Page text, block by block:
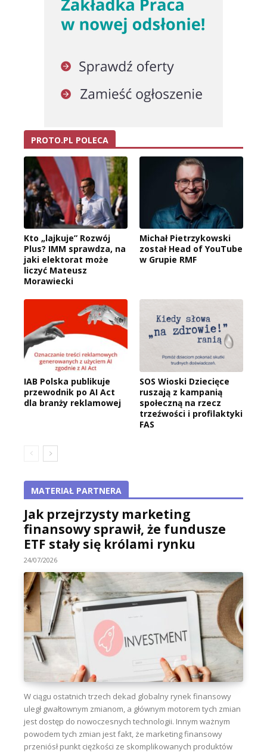
PROTO.PL POLECA
Kto „lajkuje” Rozwój
Plus? IMM sprawdza, na
jaki elektorat może
liczyć Mateusz
Morawiecki
Michał Pietrzykowski
został Head of YouTube
w Grupie RMF
IAB Polska publikuje
przewodnik po AI Act
dla branży reklamowej
SOS Wioski Dziecięce
ruszają z kampanią
społeczną na rzecz
trzeźwości i profilaktyki
FAS
MATERIAŁ PARTNERA
Jak przejrzysty marketing
finansowy sprawił, że fundusze
ETF stały się królami rynku
24/07/2026
W ciągu ostatnich trzech dekad globalny rynek finansowy
uległ gwałtownym zmianom, a głównym motorem tych zmian
jest dostęp do nowoczesnych technologii. Innym ważnym
powodem tych zmian jest fakt, że marketing finansowy
przeniósł punkt ciężkości ze skomplikowanych produktów